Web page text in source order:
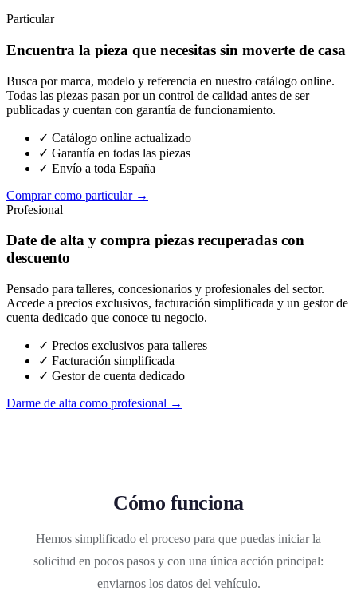
Particular
Encuentra la pieza que necesitas sin moverte de casa
Busca por marca, modelo y referencia en nuestro catálogo online.
Todas las piezas pasan por un control de calidad antes de ser
publicadas y cuentan con garantía de funcionamiento.
✓ Catálogo online actualizado
✓ Garantía en todas las piezas
✓ Envío a toda España
Comprar como particular →
Profesional
Date de alta y compra piezas recuperadas con
descuento
Pensado para talleres, concesionarios y profesionales del sector.
Accede a precios exclusivos, facturación simplificada y un gestor de
cuenta dedicado que conoce tu negocio.
✓ Precios exclusivos para talleres
✓ Facturación simplificada
✓ Gestor de cuenta dedicado
Darme de alta como profesional →
Cómo funciona
Hemos simplificado el proceso para que puedas iniciar la
solicitud en pocos pasos y con una única acción principal:
enviarnos los datos del vehículo.